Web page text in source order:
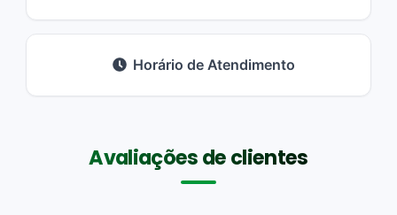
Horário de Atendimento
Avaliações de clientes